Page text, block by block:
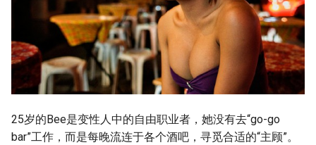
25岁的Bee是变性人中的自由职业者，她没有去“go-go
bar”工作，而是每晚流连于各个酒吧，寻觅合适的“主顾”。